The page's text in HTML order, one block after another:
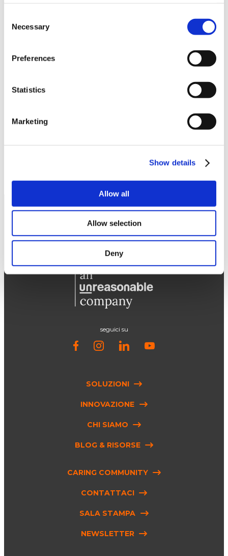
Selection
Necessary
Preferences
Statistics
Marketing
Show details
Allow all
Allow selection
Deny
seguici su
SOLUZIONI
INNOVAZIONE
CHI SIAMO
BLOG & RISORSE
CARING COMMUNITY
CONTATTACI
SALA STAMPA
NEWSLETTER